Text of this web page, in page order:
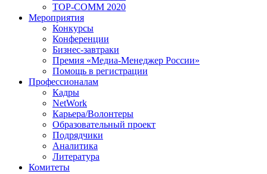
TOP-COMM 2020
Мероприятия
Конкурсы
Конференции
Бизнес-завтраки
Премия «Медиа-Менеджер России»
Помощь в регистрации
Профессионалам
Кадры
NetWork
Карьера/Волонтеры
Образовательный проект
Подрядчики
Аналитика
Литература
Комитеты